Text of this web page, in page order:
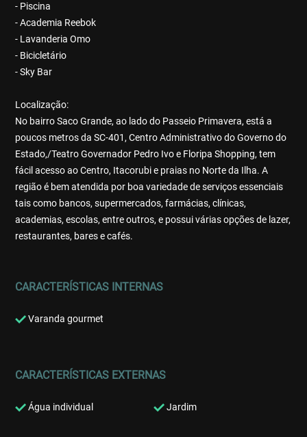
- Piscina
- Academia Reebok
- Lavanderia Omo
- Bicicletário
- Sky Bar
Localização:
No bairro Saco Grande, ao lado do Passeio Primavera, está a
poucos metros da SC-401, Centro Administrativo do Governo do
Estado,/Teatro Governador Pedro Ivo e Floripa Shopping, tem
fácil acesso ao Centro, Itacorubi e praias no Norte da Ilha. A
região é bem atendida por boa variedade de serviços essenciais
tais como bancos, supermercados, farmácias, clínicas,
academias, escolas, entre outros, e possui várias opções de lazer,
restaurantes, bares e cafés.
CARACTERÍSTICAS INTERNAS
Varanda gourmet
CARACTERÍSTICAS EXTERNAS
Água individual Jardim